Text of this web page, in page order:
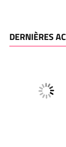
DERNIÈRES